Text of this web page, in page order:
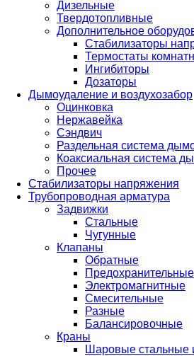
Дизельные
Твердотопливные
Дополнительное
Стабилизаторы
Термостаты
Ингибиторы
Дозаторы
Дымоудаление и воздухозабор
Оцинковка
Нержавейка
Сэндвич
Раздельная система
Коаксиальная система
Прочее
Стабилизаторы напряжения
Трубопроводная арматура
Задвижки
Стальные
Чугунные
Клапаны
Обратные
Предохранительные
Электромагнитные
Смесительные
Разные
Балансировочные
Краны
Шаровые